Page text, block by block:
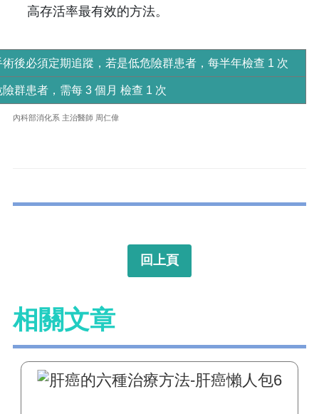
高存活率最有效的方法。
後必須定期追蹤，若是低危險群患者，每半年檢查 1 次
群患者，需每 3 個月 檢查 1 次
內科部消化系 主治醫師 周仁偉
回上頁
相關文章